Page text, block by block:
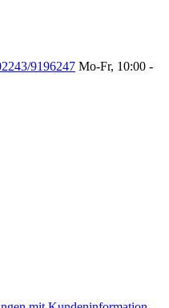
9196247 Mo-Fr, 10:00 -